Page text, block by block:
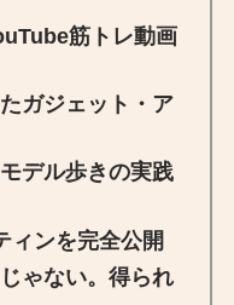
筋トレ動画
ガジェット・ア
デル歩きの実践
ィンを完全公開
ゃない。得られ